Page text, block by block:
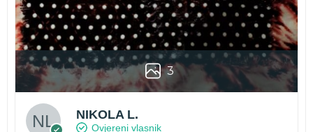
3
NIKOLA L.
Ovjereni vlasnik